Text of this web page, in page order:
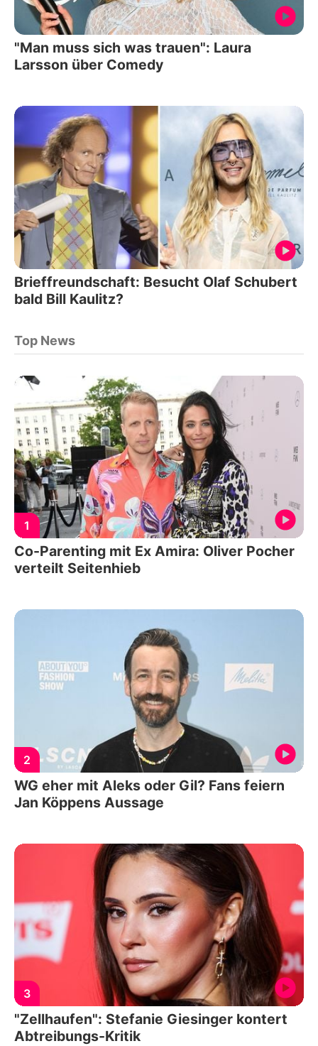
"Man muss sich was trauen": Laura
Larsson über Comedy
Brieffreundschaft: Besucht Olaf Schubert
bald Bill Kaulitz?
Top News
1
Co-Parenting mit Ex Amira: Oliver Pocher
verteilt Seitenhieb
2
WG eher mit Aleks oder Gil? Fans feiern
Jan Köppens Aussage
3
"Zellhaufen": Stefanie Giesinger kontert
Abtreibungs-Kritik